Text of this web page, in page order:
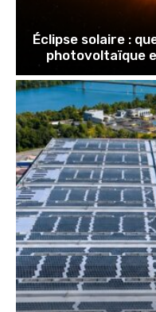
Éclipse solaire :
photovoltaïque